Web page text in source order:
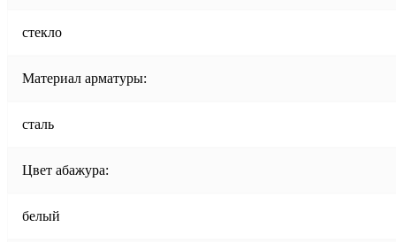
стекло
Материал арматуры:
сталь
Цвет абажура:
белый